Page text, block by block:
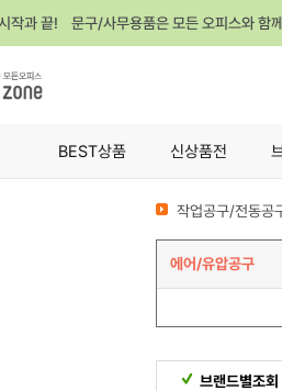
작과 끝! 문구/사무용품은 모든 오피스와 함
BEST상품 신상품전
작업공구/전동공
에어/유압공구
브랜드별조회